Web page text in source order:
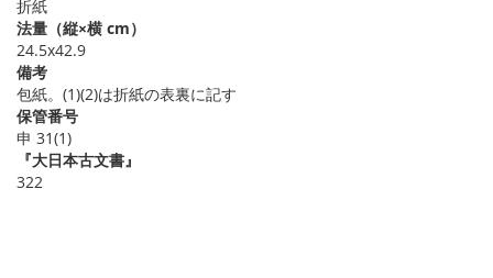
折紙
法量（縦×横 cm）
24.5x42.9
備考
包紙。(1)(2)は折紙の表裏に記す
保管番号
申 31(1)
『大日本古文書』
322